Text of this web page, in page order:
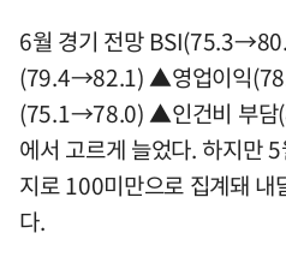
6월 경기 전망
(79.4→82.1) ▲영업이익
(75.1→78.0) ▲인건비 부담
에서 고르게 늘었다. 하지만
지로 100미만으로 집계돼 내
다.